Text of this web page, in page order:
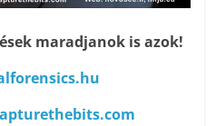
maradjanok is azok!